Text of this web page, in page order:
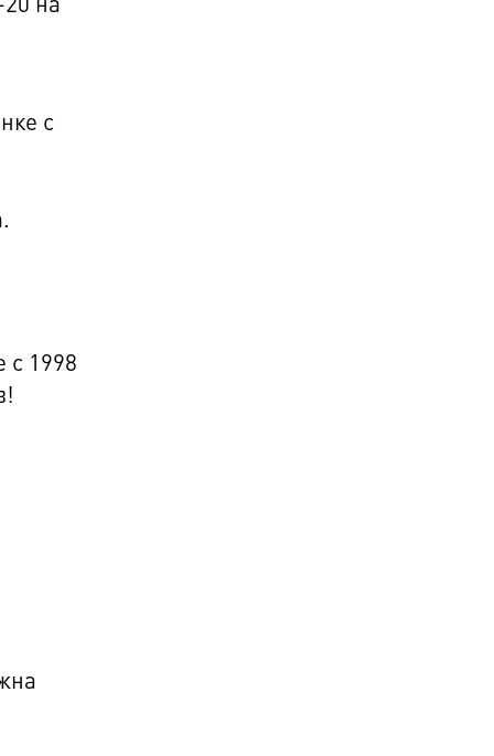
с
с 1998